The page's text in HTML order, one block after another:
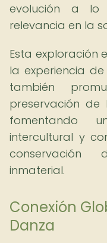
evolución a
relevancia en la
Esta exploración
la experiencia
también
preservación de
fomentando
intercultural y
conservación
inmaterial.
Conexión
Danza